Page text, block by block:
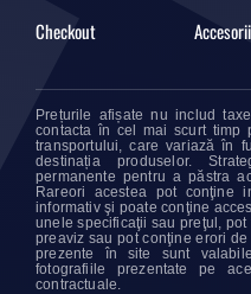
Checkout
Accesorii
Prețurile afișate nu includ
contacta în cel mai scurt timp
transportului, care variază în
destinația produselor.
permanente pentru a păstra
Rareori acestea pot conţine
informativ şi poate conţine
unele specificaţii sau preţul,
preaviz sau pot conţine erori
prezente în site sunt
fotografiile prezentate pe
contractuale.